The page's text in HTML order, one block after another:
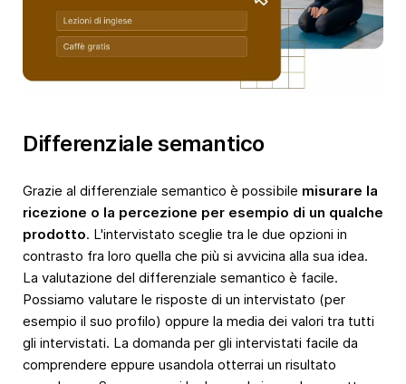
Differenziale semantico
Grazie al differenziale semantico è possibile misurare la
ricezione o la percezione per esempio di un qualche
prodotto. L'intervistato sceglie tra le due opzioni in
contrasto fra loro quella che più si avvicina alla sua idea.
La valutazione del differenziale semantico è facile.
Possiamo valutare le risposte di un intervistato (per
esempio il suo profilo) oppure la media dei valori tra tutti
gli intervistati. La domanda per gli intervistati facile da
comprendere eppure usandola otterrai un risultato